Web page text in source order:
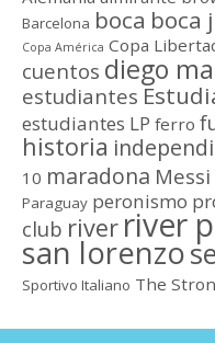
Barcelona boca boca
Copa América Copa
cuentos diego
estudiantes
estudiantes LP ferro
historia
10 maradona Messi
Paraguay peronismo
club river river
san lorenzo
Sportivo Italiano The